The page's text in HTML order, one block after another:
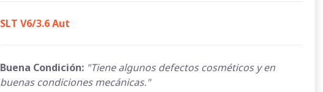
SLT V6/3.6 Aut
Buena Condición: "Tiene algunos defectos cosméticos y en
buenas condiciones mecánicas."